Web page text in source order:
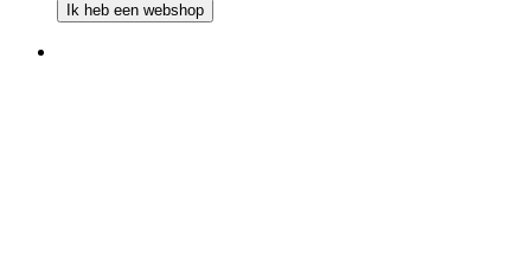
Ik heb een webshop